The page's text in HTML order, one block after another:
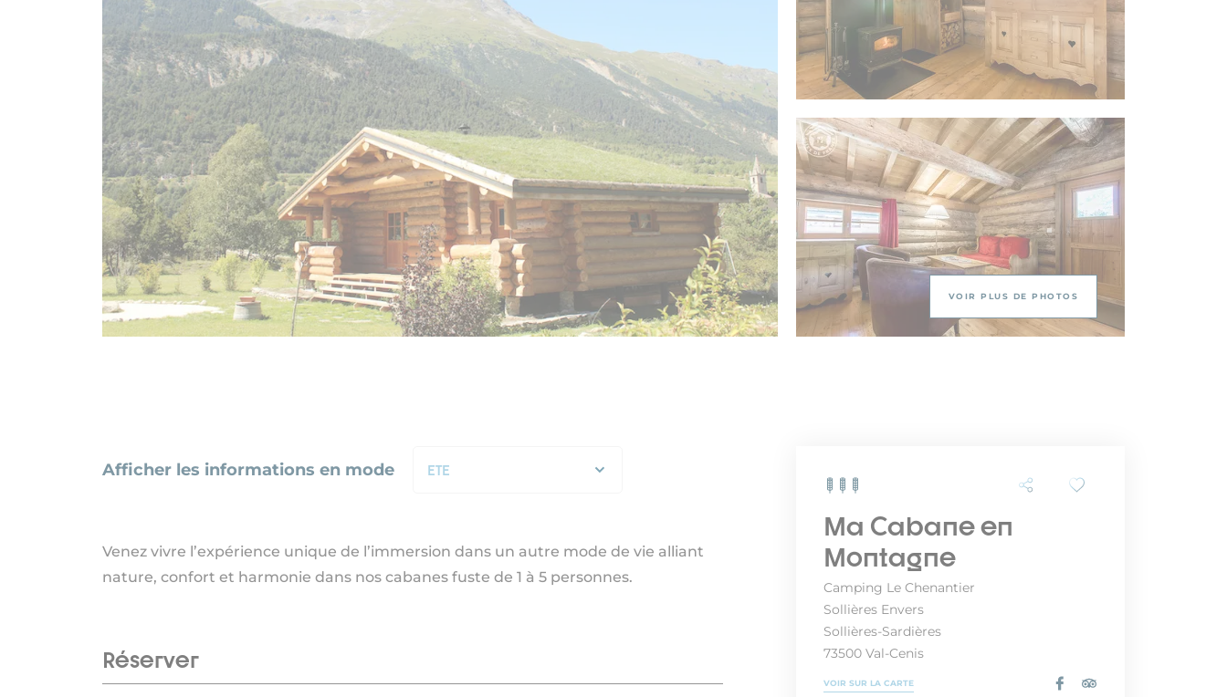
VOIR PLUS DE PHOTOS
Afficher les informations en mode ETE
Venez vivre l’expérience unique de l’immersion dans un autre mode de vie alliant
nature, confort et harmonie dans nos cabanes fuste de 1 à 5 personnes.
Réserver
Ma Cabane en
Montagne
Camping Le Chenantier
Sollières Envers
Sollières-Sardières
73500 Val-Cenis
VOIR SUR LA CARTE